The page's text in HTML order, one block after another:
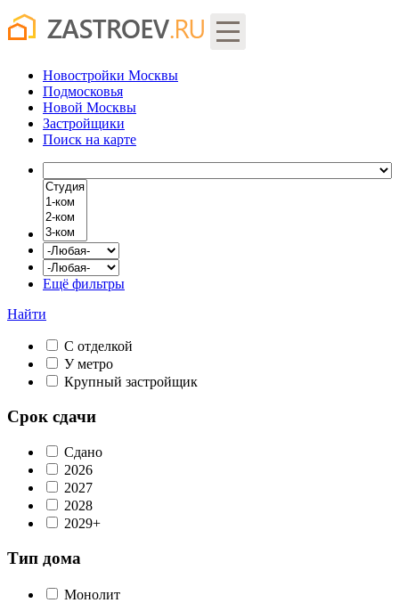
Новостройки Москвы
Подмосковья
Новой Москвы
Застройщики
Поиск на карте
Ещё фильтры
Найти
С отделкой
У метро
Крупный застройщик
Срок сдачи
Сдано
2026
2027
2028
2029+
Тип дома
Монолит